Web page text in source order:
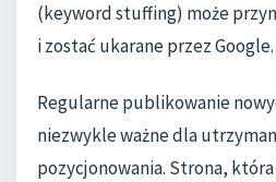
(keyword stuffing) może
i zostać ukarane przez Google.
Regularne publikowanie
niezwykle ważne dla
pozycjonowania. Strona,